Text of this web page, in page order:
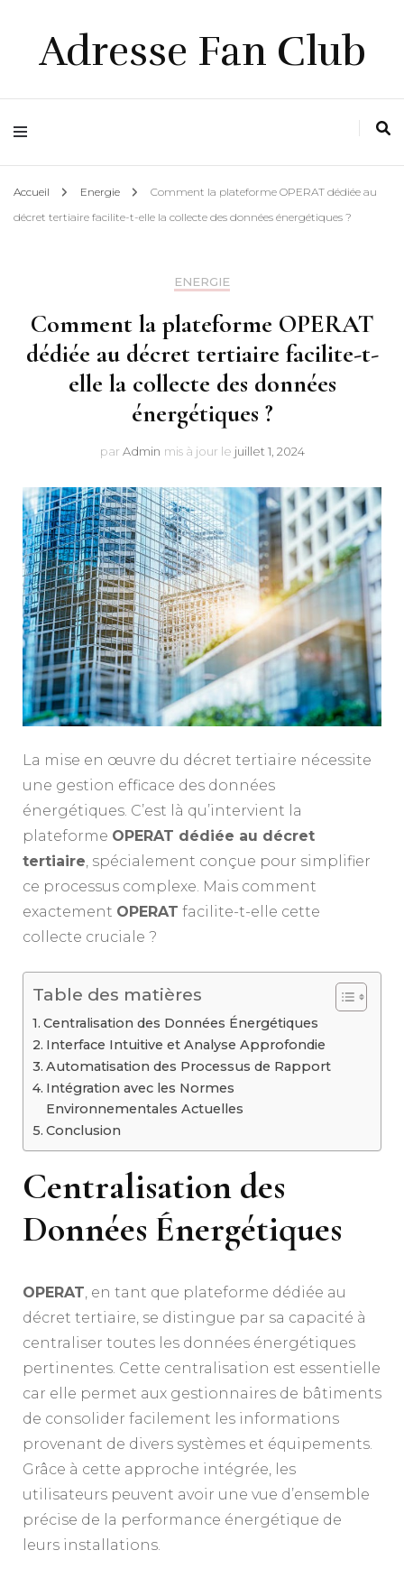
Adresse Fan Club
Accueil Energie
Comment la plateforme OPERAT dédiée au
décret tertiaire facilite-t-elle la collecte des données énergétiques ?
ENERGIE
Comment la plateforme OPERAT
dédiée au décret tertiaire facilite-t-
elle la collecte des données
énergétiques ?
par Admin mis à jour le juillet 1, 2024
La mise en œuvre du décret tertiaire nécessite
une gestion efficace des données
énergétiques. C’est là qu’intervient la
plateforme OPERAT dédiée au décret
tertiaire, spécialement conçue pour simplifier
ce processus complexe. Mais comment
exactement OPERAT facilite-t-elle cette
collecte cruciale ?
Table des matières
Centralisation des Données Énergétiques
Interface Intuitive et Analyse Approfondie
Automatisation des Processus de Rapport
Intégration avec les Normes
Environnementales Actuelles
Conclusion
Centralisation des
Données Énergétiques
OPERAT, en tant que plateforme dédiée au
décret tertiaire, se distingue par sa capacité à
centraliser toutes les données énergétiques
pertinentes. Cette centralisation est essentielle
car elle permet aux gestionnaires de bâtiments
de consolider facilement les informations
provenant de divers systèmes et équipements.
Grâce à cette approche intégrée, les
utilisateurs peuvent avoir une vue d’ensemble
précise de la performance énergétique de
leurs installations.